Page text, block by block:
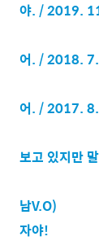
야. / 2019.
어. / 2018.
어. / 2017.
보고 있지만
남V.O)
자야!